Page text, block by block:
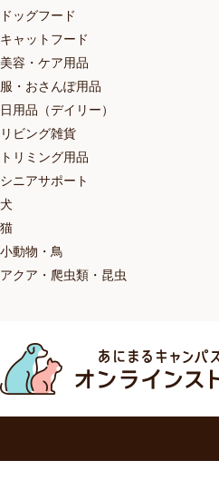
ドッグフード
キャットフード
美容・ケア用品
服・おさんぽ用品
日用品（デイリー）
リビング雑貨
トリミング用品
シニアサポート
犬
猫
小動物・鳥
アクア・爬虫類・昆虫